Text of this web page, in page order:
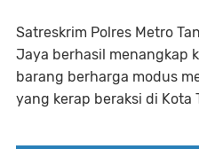
Satreskrim Polres Metro
Jaya berhasil menangkap
barang berharga modus
yang kerap beraksi di Kota